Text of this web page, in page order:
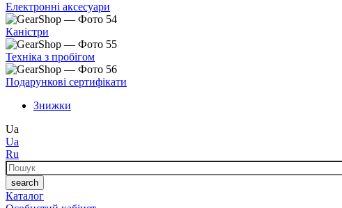
Електронні аксесуари
Каністри
Техніка з пробігом
Подарункові сертифікати
Знижки
Ua
Ua
Ru
Пошук
search
Каталог